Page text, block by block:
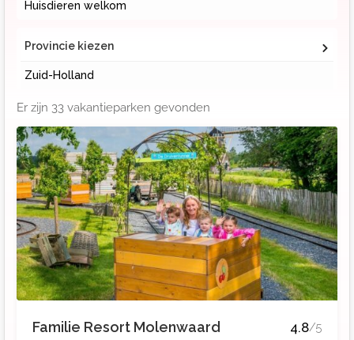
Huisdieren welkom
Provincie kiezen
Zuid-Holland
Er zijn 33 vakantieparken gevonden
Familie Resort Molenwaard 4.8/5